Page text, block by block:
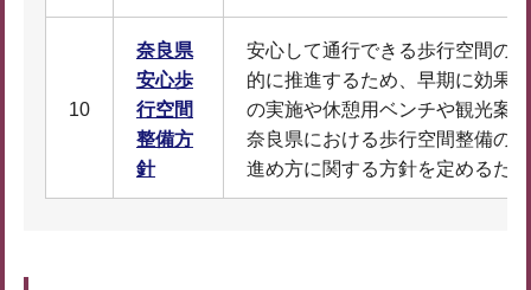
10
奈良県
安心歩
行空間
整備方
針
安心して通行できる歩行空間の
的に推進するため、早期に効果
の実施や休憩用ベンチや観光案
奈良県における歩行空間整備の
進め方に関する方針を定めるた